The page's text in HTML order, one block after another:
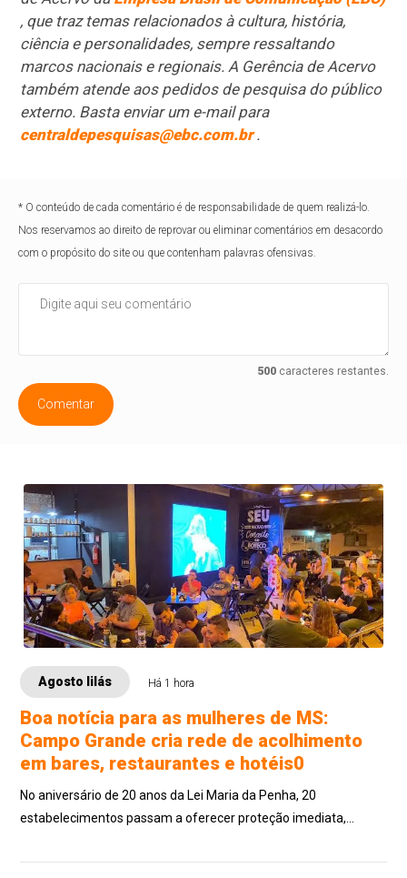
, que traz temas relacionados à cultura, história,
ciência e personalidades, sempre ressaltando
marcos nacionais e regionais. A Gerência de Acervo
também atende aos pedidos de pesquisa do público
externo. Basta enviar um e-mail para
centraldepesquisas@ebc.com.br .
* O conteúdo de cada comentário é de responsabilidade de quem realizá-lo.
Nos reservamos ao direito de reprovar ou eliminar comentários em desacordo
com o propósito do site ou que contenham palavras ofensivas.
500caracteres restantes.
Comentar
Agosto lilás Há 1 hora
Boa notícia para as mulheres de MS:
Campo Grande cria rede de acolhimento
em bares, restaurantes e hotéis0
No aniversário de 20 anos da Lei Maria da Penha, 20
estabelecimentos passam a oferecer proteção imediata,
socorro